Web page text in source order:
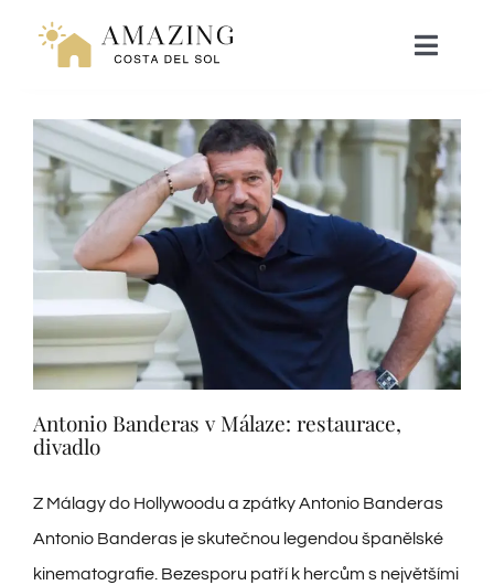
Toggle
NAVEN
RESORT LIVING
HYPOTÉKA
ZÁŽITKY
WEBINÁŘ
BCAS
O NÁS
Antonio Banderas v Málaze: restaurace,
divadlo
Z Málagy do Hollywoodu a zpátky Antonio Banderas
Antonio Banderas je skutečnou legendou španělské
kinematografie. Bezesporu patří k hercům s největšími